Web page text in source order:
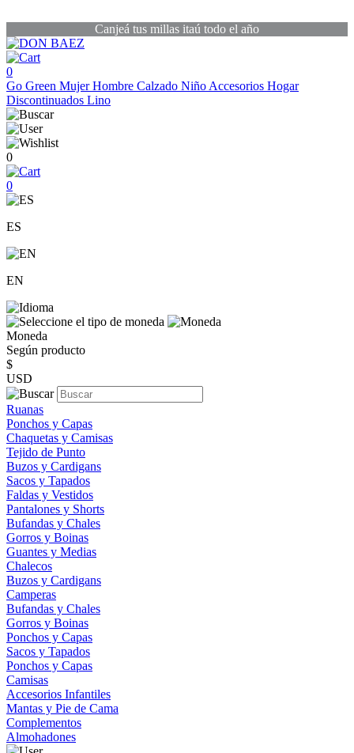
Canjeá tus millas itaú todo el año
0
Go Green MujerHombre Calzado Niño Accesorios Hogar
Discontinuados Lino
0
0
ES
EN
Moneda
Según producto
$
USD
Ruanas
Ponchos y Capas
Chaquetas y Camisas
Tejido de Punto
Buzos y Cardigans
Sacos y Tapados
Faldas y Vestidos
Pantalones y Shorts
Bufandas y Chales
Gorros y Boinas
Guantes y Medias
Chalecos
Buzos y Cardigans
Camperas
Bufandas y Chales
Gorros y Boinas
Ponchos y Capas
Sacos y Tapados
Ponchos y Capas
Camisas
Accesorios Infantiles
Mantas y Pie de Cama
Complementos
Almohadones